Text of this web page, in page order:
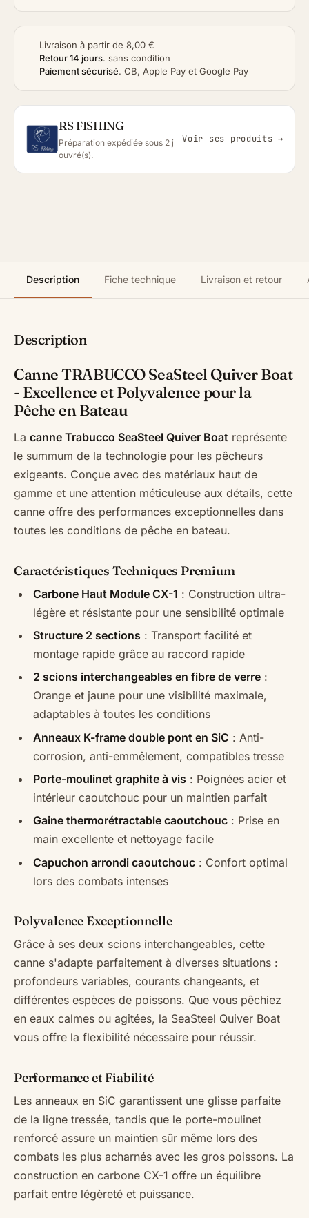
Livraison à partir de 8,00 €
Retour 14 jours. sans condition
Paiement sécurisé. CB, Apple Pay et Google Pay
RS FISHING
Préparation expédiée sous 2 j
ouvré(s).
Voir ses produits →
Description Fiche technique Livraison et retour
Description
Canne TRABUCCO SeaSteel Quiver Boat
- Excellence et Polyvalence pour la
Pêche en Bateau
La canne Trabucco SeaSteel Quiver Boat représente
le summum de la technologie pour les pêcheurs
exigeants. Conçue avec des matériaux haut de
gamme et une attention méticuleuse aux détails, cette
canne offre des performances exceptionnelles dans
toutes les conditions de pêche en bateau.
Caractéristiques Techniques Premium
Carbone Haut Module CX-1 : Construction ultra-
légère et résistante pour une sensibilité optimale
Structure 2 sections : Transport facilité et
montage rapide grâce au raccord rapide
2 scions interchangeables en fibre de verre :
Orange et jaune pour une visibilité maximale,
adaptables à toutes les conditions
Anneaux K-frame double pont en SiC : Anti-
corrosion, anti-emmêlement, compatibles tresse
Porte-moulinet graphite à vis : Poignées acier et
intérieur caoutchouc pour un maintien parfait
Gaine thermorétractable caoutchouc : Prise en
main excellente et nettoyage facile
Capuchon arrondi caoutchouc : Confort optimal
lors des combats intenses
Polyvalence Exceptionnelle
Grâce à ses deux scions interchangeables, cette
canne s'adapte parfaitement à diverses situations :
profondeurs variables, courants changeants, et
différentes espèces de poissons. Que vous pêchiez
en eaux calmes ou agitées, la SeaSteel Quiver Boat
vous offre la flexibilité nécessaire pour réussir.
Performance et Fiabilité
Les anneaux en SiC garantissent une glisse parfaite
de la ligne tressée, tandis que le porte-moulinet
renforcé assure un maintien sûr même lors des
combats les plus acharnés avec les gros poissons. La
construction en carbone CX-1 offre un équilibre
parfait entre légèreté et puissance.